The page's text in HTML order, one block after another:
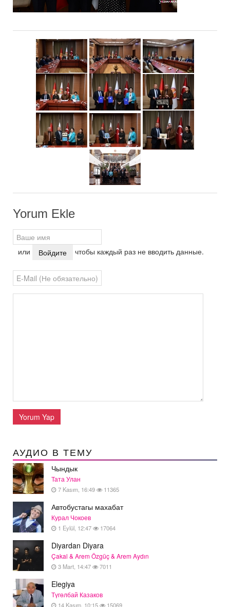
Yorum Ekle
или Войдите чтобы каждый раз не вводить данные.
Yorum Yap
АУДИО В ТЕМУ
Чындык
Тата Улан
7 Kasım, 16:49 11365
Автобустагы махабат
Курал Чокоев
1 Eylül, 12:47 17064
Diyardan Diyara
Çakal & Arem Özgüç & Arem Aydın
3 Mart, 14:47 7011
Elegiya
Түгөлбай Казаков
14 Kasım, 10:15 15069